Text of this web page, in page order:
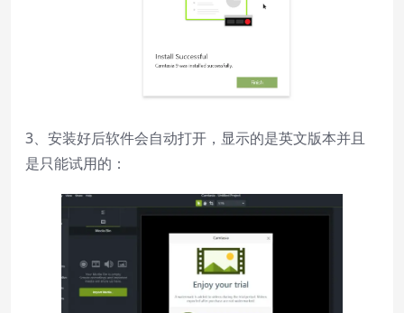
3、安装好后软件会自动打开，显示的是英文版本并且
是只能试用的：